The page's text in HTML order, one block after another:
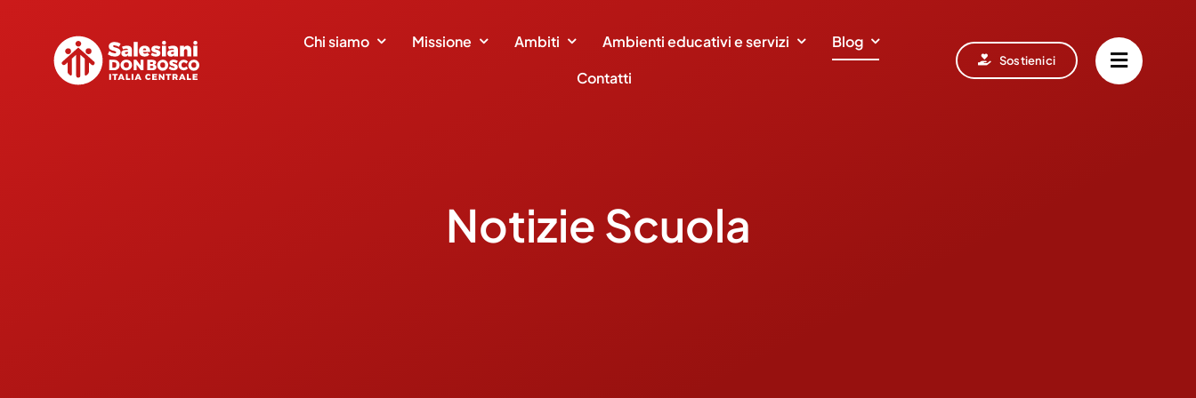
contenuto
Chi siamo Missione Ambiti Ambienti educativi e servizi
Blog
Contatti
Sostienici
Notizie Scuola